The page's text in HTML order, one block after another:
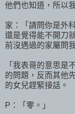
他們也知道，所以
家：「請問你是外
還是覺得能不開刀
前沒遇過的家屬問
「我表哥的意思是
的問題，反而其他
的女兒趕緊接話。
P：「零。」